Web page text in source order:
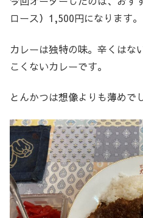
ロース）1,500円になります。
カレーは独特の味。辛くはな
こくないカレーです。
とんかつは想像よりも薄めで